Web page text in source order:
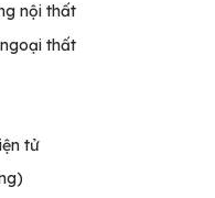
nội thất
thất
tử